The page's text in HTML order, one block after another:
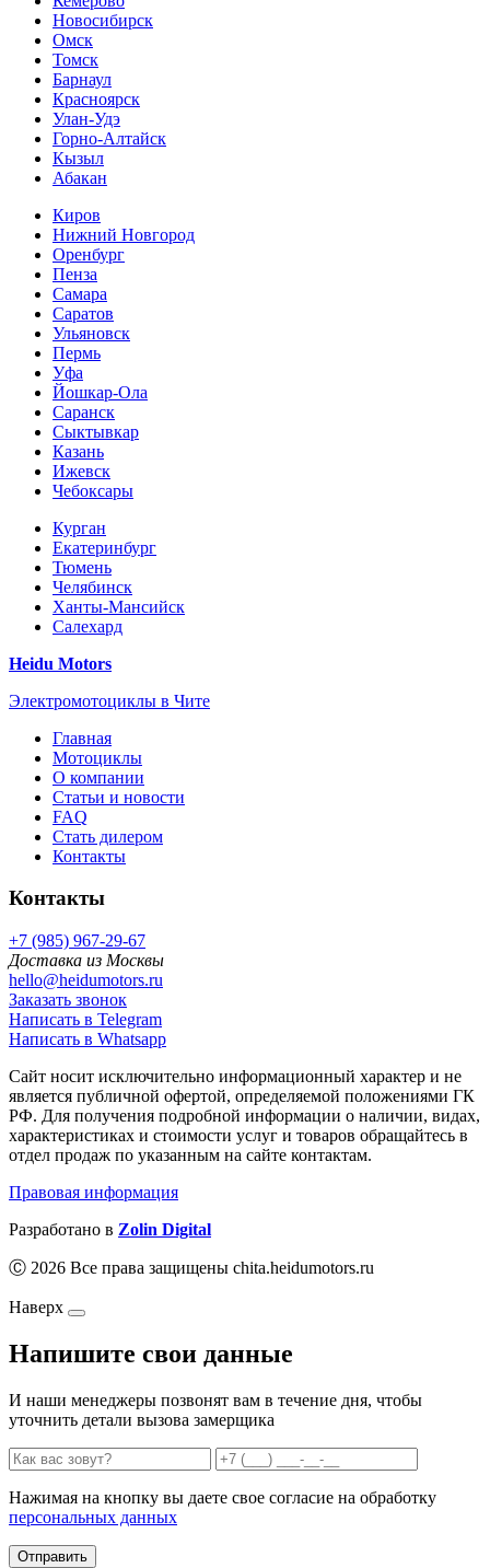
Новосибирск
Омск
Томск
Барнаул
Красноярск
Улан-Удэ
Горно-Алтайск
Кызыл
Абакан
Киров
Нижний Новгород
Оренбург
Пенза
Самара
Саратов
Ульяновск
Пермь
Уфа
Йошкар-Ола
Саранск
Сыктывкар
Казань
Ижевск
Чебоксары
Курган
Екатеринбург
Тюмень
Челябинск
Ханты-Мансийск
Салехард
Heidu Motors
Электромотоциклы в Чите
Главная
Мотоциклы
О компании
Статьи и новости
FAQ
Стать дилером
Контакты
Контакты
+7 (985) 967-29-67
Доставка из Москвы
hello@heidumotors.ru
Заказать звонок
Написать в Telegram
Написать в Whatsapp
Сайт носит исключительно информационный характер и не
является публичной офертой, определяемой положениями ГК
РФ. Для получения подробной информации о наличии, видах,
характеристиках и стоимости услуг и товаров обращайтесь в
отдел продаж по указанным на сайте контактам.
Правовая информация
Разработано в Zolin Digital
Ⓒ 2026 Все права защищены chita.heidumotors.ru
Наверх
Напишите свои данные
И наши менеджеры позвонят вам в течение дня, чтобы
уточнить детали вызова замерщика
Нажимая на кнопку вы даете свое согласие на обработку
персональных данных
Отправить